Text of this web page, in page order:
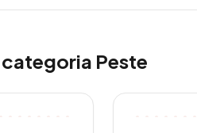
categoria Peste